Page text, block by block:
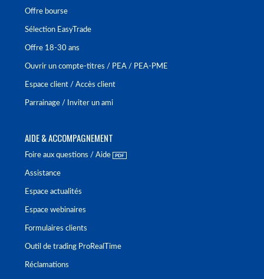
Offre bourse
Sélection EasyTrade
Offre 18-30 ans
Ouvrir un compte-titres / PEA / PEA-PME
Espace client / Accès client
Parrainage / Inviter un ami
AIDE & ACCOMPAGNEMENT
Foire aux questions / Aide
Assistance
Espace actualités
Espace webinaires
Formulaires clients
Outil de trading ProRealTime
Réclamations